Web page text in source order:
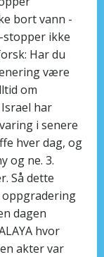
bort vann -
stopper ikke
Har du
være
om
har
i senere
hver dag, og
og ne. 3.
Så dette
dagen
hvor
akter var